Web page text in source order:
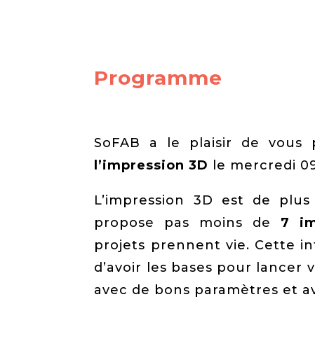
Programme
SoFAB a le plaisir de vous
l’impression 3D
le mercredi
L’impression 3D est de
propose pas moins de 7
projets prennent vie. Cette
d’avoir les bases pour lancer
avec de bons paramètres et